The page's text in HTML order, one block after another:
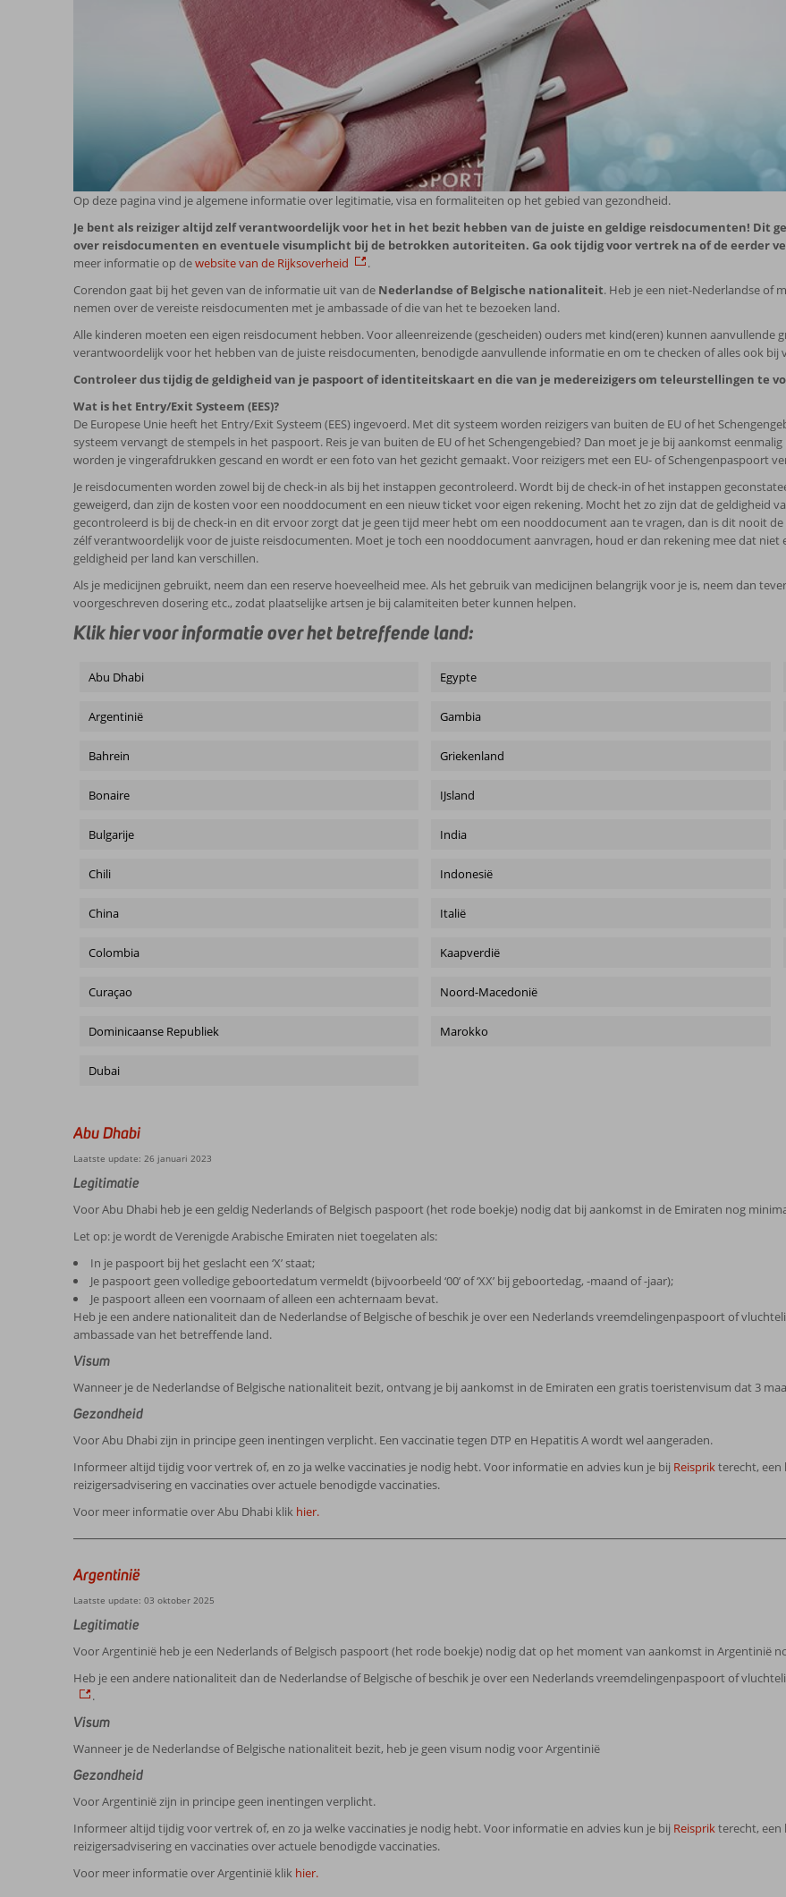
Op deze pagina vind je algemene informatie over legitimatie, visa en formaliteiten op het gebied van gezondheid.
Je bent als reiziger altijd zelf verantwoordelijk voor het in het bezit hebben van de juiste en geldige reisdocumenten! Dit
over reisdocumenten en eventuele visumplicht bij de betrokken autoriteiten. Ga ook tijdig voor vertrek na of de eerder
meer informatie op dewebsite van de Rijksoverheid
.
Corendon gaat bij het geven van de informatie uit van de Nederlandse of Belgische nationaliteit. Heb je een niet-Nederlandse of
nemen over de vereiste reisdocumenten met je ambassade of die van het te bezoeken land.
Alle kinderen moeten een eigen reisdocument hebben. Voor alleenreizende (gescheiden) ouders met kind(eren) kunnen aanvullende
verantwoordelijk voor het hebben van de juiste reisdocumenten, benodigde aanvullende informatie en om te checken of alles ook bij
Controleer dus tijdig de geldigheid van je paspoort of identiteitskaart en die van je medereizigers om teleurstellingen te
Wat is het Entry/Exit Systeem (EES)?
De Europese Unie heeft het Entry/Exit Systeem (EES) ingevoerd. Met dit systeem worden reizigers van buiten de EU of het
systeem vervangt de stempels in het paspoort. Reis je van buiten de EU of het Schengengebied? Dan moet je je bij aankomst
worden je vingerafdrukken gescand en wordt er een foto van het gezicht gemaakt. Voor reizigers met een EU- of Schengenpaspoort
Je reisdocumenten worden zowel bij de check-in als bij het instappen gecontroleerd. Wordt bij de check-in of het instappen
geweigerd, dan zijn de kosten voor een nooddocument en een nieuw ticket voor eigen rekening. Mocht het zo zijn dat de geldigheid
gecontroleerd is bij de check-in en dit ervoor zorgt dat je geen tijd meer hebt om een nooddocument aan te vragen, dan is dit nooit
zélf verantwoordelijk voor de juiste reisdocumenten. Moet je toch een nooddocument aanvragen, houd er dan rekening mee dat
geldigheid per land kan verschillen.
Als je medicijnen gebruikt, neem dan een reserve hoeveelheid mee. Als het gebruik van medicijnen belangrijk voor je is, neem dan
voorgeschreven dosering etc., zodat plaatselijke artsen je bij calamiteiten beter kunnen helpen.
Klik hier voor informatie over het betreffende land:
Abu Dhabi
Argentinië
Bahrein
Bonaire
Bulgarije
Chili
China
Colombia
Curaçao
Dominicaanse Republiek
Dubai
Egypte
Gambia
Griekenland
IJsland
India
Indonesië
Italië
Kaapverdië
Noord-Macedonië
Marokko
Abu Dhabi
Laatste update: 26 januari 2023
Legitimatie
Voor Abu Dhabi heb je een geldig Nederlands of Belgisch paspoort (het rode boekje) nodig dat bij aankomst in de Emiraten nog
Let op: je wordt de Verenigde Arabische Emiraten niet toegelaten als:
In je paspoort bij het geslacht een ‘X’ staat;
Je paspoort geen volledige geboortedatum vermeldt (bijvoorbeeld ‘00’ of ‘XX’ bij geboortedag, -maand of -jaar);
Je paspoort alleen een voornaam of alleen een achternaam bevat.
Heb je een andere nationaliteit dan de Nederlandse of Belgische of beschik je over een Nederlands vreemdelingenpaspoort of
ambassade van het betreffende land.
Visum
Wanneer je de Nederlandse of Belgische nationaliteit bezit, ontvang je bij aankomst in de Emiraten een gratis toeristenvisum dat 3
Gezondheid
Voor Abu Dhabi zijn in principe geen inentingen verplicht. Een vaccinatie tegen DTP en Hepatitis A wordt wel aangeraden.
Informeer altijd tijdig voor vertrek of, en zo ja welke vaccinaties je nodig hebt. Voor informatie en advies kun je bij Reisprikterecht, een
reizigersadvisering en vaccinaties over actuele benodigde vaccinaties.
Voor meer informatie over Abu Dhabi klik hier.
Argentinië
Laatste update: 03 oktober 2025
Legitimatie
Voor Argentinië heb je een Nederlands of Belgisch paspoort (het rode boekje) nodig dat op het moment van aankomst in Argentinië
Heb je een andere nationaliteit dan de Nederlandse of Belgische of beschik je over een Nederlands vreemdelingenpaspoort of
.
Visum
Wanneer je de Nederlandse of Belgische nationaliteit bezit, heb je geen visum nodig voor Argentinië
Gezondheid
Voor Argentinië zijn in principe geen inentingen verplicht.
Informeer altijd tijdig voor vertrek of, en zo ja welke vaccinaties je nodig hebt. Voor informatie en advies kun je bij Reisprikterecht, een
reizigersadvisering en vaccinaties over actuele benodigde vaccinaties.
Voor meer informatie over Argentinië klik hier.